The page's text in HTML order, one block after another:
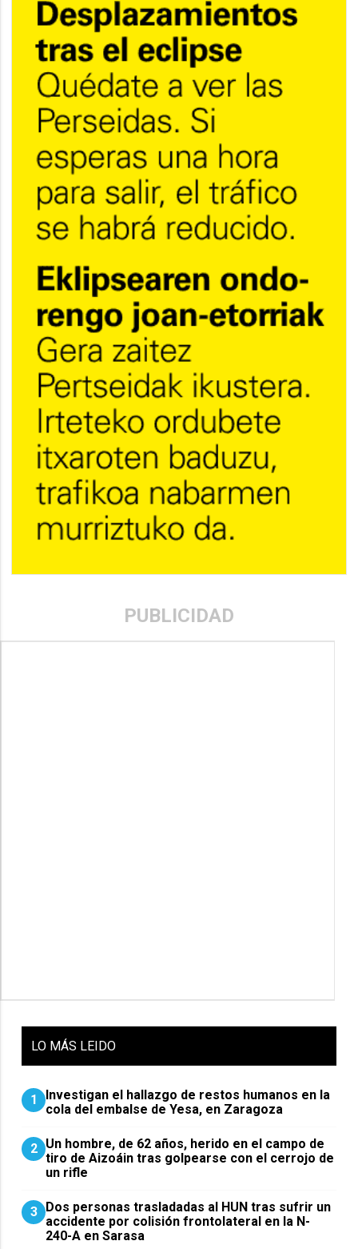
PUBLICIDAD
LO MÁS LEIDO
1
Investigan el hallazgo de restos humanos en la
cola del embalse de Yesa, en Zaragoza
2 Un hombre, de 62 años, herido en el campo de
tiro de Aizoáin tras golpearse con el cerrojo de
un rifle
3
​Dos personas trasladadas al HUN tras sufrir un
accidente por colisión frontolateral en la N-
240-A en Sarasa